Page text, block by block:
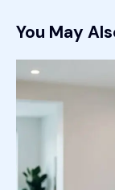
You May